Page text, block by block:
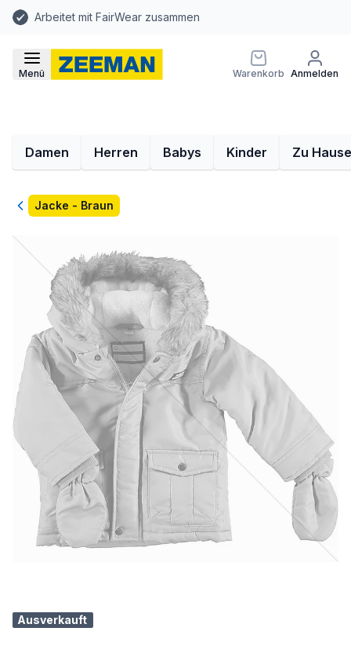
Arbeitet mit FairWear zusammen
Menü Warenkorb Anmelden
Damen Herren Babys Kinder Zu Hause
ZurückJacke - Braun
Ausverkauft